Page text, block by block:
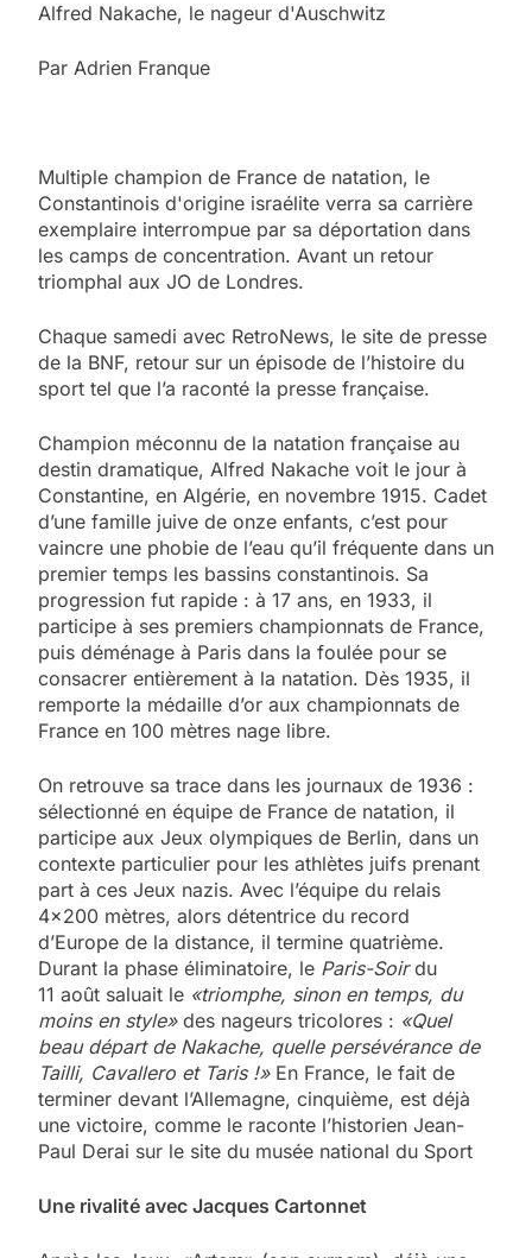
Alfred Nakache, le nageur d'Auschwitz
Par Adrien Franque
Multiple champion de France de natation, le
Constantinois d'origine israélite verra sa carrière
exemplaire interrompue par sa déportation dans
les camps de concentration. Avant un retour
triomphal aux JO de Londres.
Chaque samedi avec RetroNews, le site de presse
de la BNF, retour sur un épisode de l’histoire du
sport tel que l’a raconté la presse française.
Champion méconnu de la natation française au
destin dramatique, Alfred Nakache voit le jour à
Constantine, en Algérie, en novembre 1915. Cadet
d’une famille juive de onze enfants, c’est pour
vaincre une phobie de l’eau qu’il fréquente dans un
premier temps les bassins constantinois. Sa
progression fut rapide : à 17 ans, en 1933, il
participe à ses premiers championnats de France,
puis déménage à Paris dans la foulée pour se
consacrer entièrement à la natation. Dès 1935, il
remporte la médaille d’or aux championnats de
France en 100 mètres nage libre.
On retrouve sa trace dans les journaux de 1936 :
sélectionné en équipe de France de natation, il
participe aux Jeux olympiques de Berlin, dans un
contexte particulier pour les athlètes juifs prenant
part à ces Jeux nazis. Avec l’équipe du relais
4×200 mètres, alors détentrice du record
d’Europe de la distance, il termine quatrième.
Durant la phase éliminatoire, le Paris-Soirdu
11 août saluait le «triomphe, sinon en temps, du
moins en style»des nageurs tricolores : «Quel
beau départ de Nakache, quelle persévérance de
Tailli, Cavallero et Taris !»En France, le fait de
terminer devant l’Allemagne, cinquième, est déjà
une victoire, comme le raconte l’historien Jean-
Paul Derai sur le site du musée national du Sport
Une rivalité avec Jacques Cartonnet